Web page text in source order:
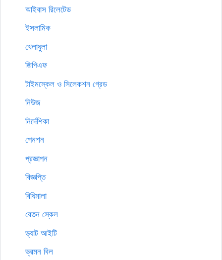
আইবাস রিলেটেড
ইসলামিক
খেলাধুলা
জিপিএফ
টাইমস্কেল ও সিলেকশন গ্রেড
নিউজ
নির্দেশিকা
পেনশন
প্রজ্ঞাপন
বিজ্ঞপ্তি
বিধিমালা
বেতন স্কেল
ভ্যাট আইটি
ভ্রমন বিল